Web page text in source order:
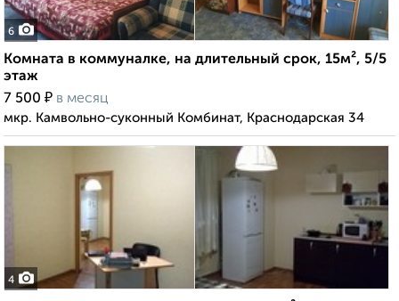
6
Комната в коммуналке, на длительный срок, 15м², 5/5
этаж
7 500 ₽ в месяц
мкр. Камвольно-суконный Комбинат, Краснодарская 34
4